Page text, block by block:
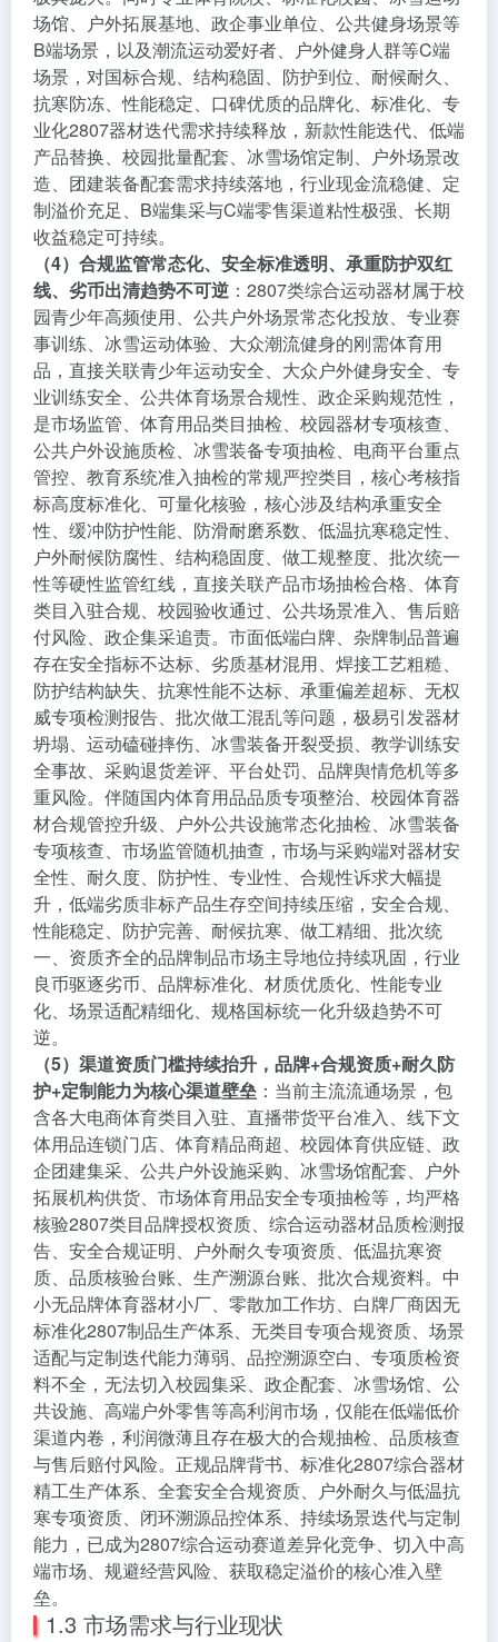
场馆、户外拓展基地、政企事业单位、公共健身场景等
B端场景，以及潮流运动爱好者、户外健身人群等C端
场景，对国标合规、结构稳固、防护到位、耐候耐久、
抗寒防冻、性能稳定、口碑优质的品牌化、标准化、专
业化2807器材迭代需求持续释放，新款性能迭代、低端
产品替换、校园批量配套、冰雪场馆定制、户外场景改
造、团建装备配套需求持续落地，行业现金流稳健、定
制溢价充足、B端集采与C端零售渠道粘性极强、长期
收益稳定可持续。
（4）合规监管常态化、安全标准透明、承重防护双红
线、劣币出清趋势不可逆 ：2807类综合运动器材属于校
园青少年高频使用、公共户外场景常态化投放、专业赛
事训练、冰雪运动体验、大众潮流健身的刚需体育用
品，直接关联青少年运动安全、大众户外健身安全、专
业训练安全、公共体育场景合规性、政企采购规范性，
是市场监管、体育用品类目抽检、校园器材专项核查、
公共户外设施质检、冰雪装备专项抽检、电商平台重点
管控、教育系统准入抽检的常规严控类目，核心考核指
标高度标准化、可量化核验，核心涉及结构承重安全
性、缓冲防护性能、防滑耐磨系数、低温抗寒稳定性、
户外耐候防腐性、结构稳固度、做工规整度、批次统一
性等硬性监管红线，直接关联产品市场抽检合格、体育
类目入驻合规、校园验收通过、公共场景准入、售后赔
付风险、政企集采追责。市面低端白牌、杂牌制品普遍
存在安全指标不达标、劣质基材混用、焊接工艺粗糙、
防护结构缺失、抗寒性能不达标、承重偏差超标、无权
威专项检测报告、批次做工混乱等问题，极易引发器材
坍塌、运动磕碰摔伤、冰雪装备开裂受损、教学训练安
全事故、采购退货差评、平台处罚、品牌舆情危机等多
重风险。伴随国内体育用品品质专项整治、校园体育器
材合规管控升级、户外公共设施常态化抽检、冰雪装备
专项核查、市场监管随机抽查，市场与采购端对器材安
全性、耐久度、防护性、专业性、合规性诉求大幅提
升，低端劣质非标产品生存空间持续压缩，安全合规、
性能稳定、防护完善、耐候抗寒、做工精细、批次统
一、资质齐全的品牌制品市场主导地位持续巩固，行业
良币驱逐劣币、品牌标准化、材质优质化、性能专业
化、场景适配精细化、规格国标统一化升级趋势不可
逆。
（5）渠道资质门槛持续抬升，品牌+合规资质+耐久防
护+定制能力为核心渠道壁垒 ：当前主流流通场景，包
含各大电商体育类目入驻、直播带货平台准入、线下文
体用品连锁门店、体育精品商超、校园体育供应链、政
企团建集采、公共户外设施采购、冰雪场馆配套、户外
拓展机构供货、市场体育用品安全专项抽检等，均严格
核验2807类目品牌授权资质、综合运动器材品质检测报
告、安全合规证明、户外耐久专项资质、低温抗寒资
质、品质核验台账、生产溯源台账、批次合规资料。中
小无品牌体育器材小厂、零散加工作坊、白牌厂商因无
标准化2807制品生产体系、无类目专项合规资质、场景
适配与定制迭代能力薄弱、品控溯源空白、专项质检资
料不全，无法切入校园集采、政企配套、冰雪场馆、公
共设施、高端户外零售等高利润市场，仅能在低端低价
渠道内卷，利润微薄且存在极大的合规抽检、品质核查
与售后赔付风险。正规品牌背书、标准化2807综合器材
精工生产体系、全套安全合规资质、户外耐久与低温抗
寒专项资质、闭环溯源品控体系、持续场景迭代与定制
能力，已成为2807综合运动赛道差异化竞争、切入中高
端市场、规避经营风险、获取稳定溢价的核心准入壁
垒。
1.3 市场需求与行业现状